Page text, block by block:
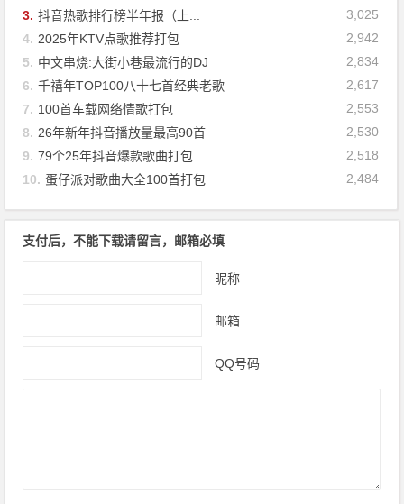
3,025
3. 抖音热歌排行榜半年报（上...
2,942
4. 2025年KTV点歌推荐打包
2,834
5. 中文串烧:大街小巷最流行的DJ
2,617
6. 千禧年TOP100八十七首经典老歌
2,553
7. 100首车载网络情歌打包
2,530
8. 26年新年抖音播放量最高90首
2,518
9. 79个25年抖音爆款歌曲打包
2,484
10. 蛋仔派对歌曲大全100首打包
支付后，不能下载请留言，邮箱必填
昵称
邮箱
QQ号码